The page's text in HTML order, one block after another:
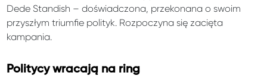
Dede Standish – doświadczona, przekonana o swoim
przyszłym triumfie polityk. Rozpoczyna się zacięta
kampania.
Politycy wracają na ring